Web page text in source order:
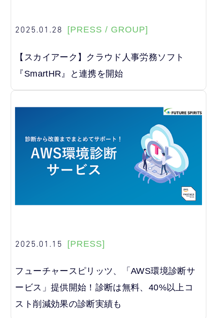
2025.01.28 [PRESS / GROUP]
【スカイアーク】クラウド人事労務ソフト
『SmartHR』と連携を開始
2025.01.15 [PRESS]
フューチャースピリッツ、「AWS環境診断サ
ービス」提供開始！診断は無料、40%以上コ
スト削減効果の診断実績も